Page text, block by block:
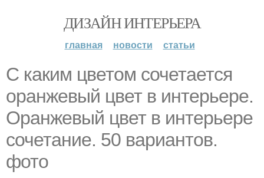
ДИЗАЙН ИНТЕРЬЕРА
главная новости статьи
С каким цветом сочетается
оранжевый цвет в интерьере.
Оранжевый цвет в интерьере
сочетание. 50 вариантов.
фото